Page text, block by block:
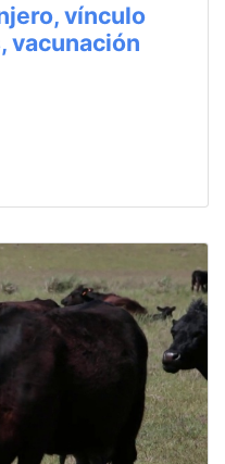
vínculo
vacunación